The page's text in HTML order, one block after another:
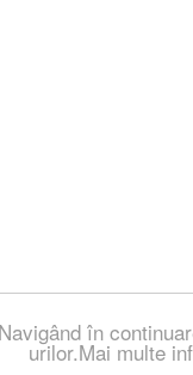
în
urilor.Mai multe